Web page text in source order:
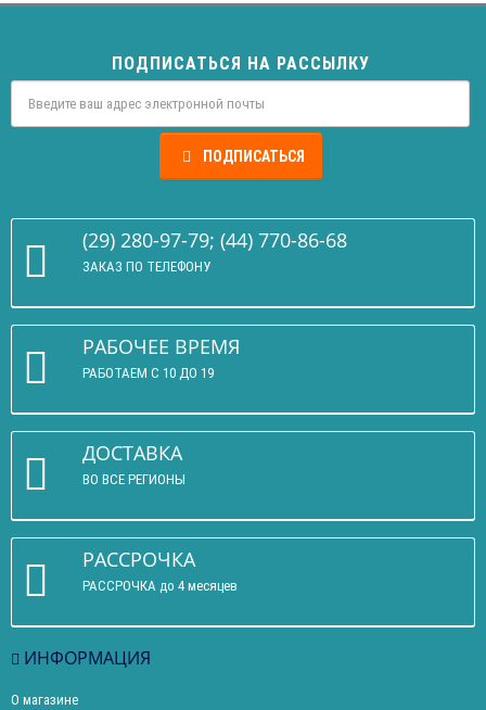
ПОДПИСАТЬСЯ НА РАССЫЛКУ
ПОДПИСАТЬСЯ
(29) 280-97-79; (44) 770-86-68
ЗАКАЗ ПО ТЕЛЕФОНУ
РАБОЧЕЕ ВРЕМЯ
РАБОТАЕМ С 10 ДО 19
ДОСТАВКА
ВО ВСЕ РЕГИОНЫ
РАССРОЧКА
РАССРОЧКА до 4 месяцев
ИНФОРМАЦИЯ
О магазине